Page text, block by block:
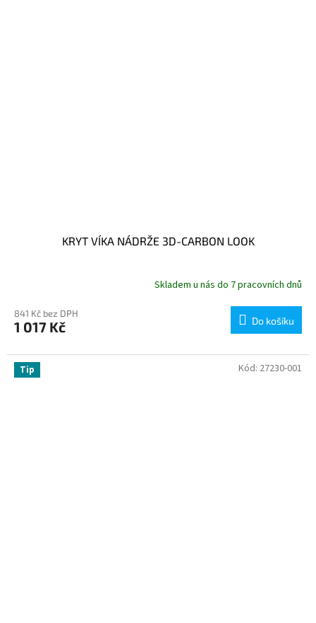
KRYT VÍKA NÁDRŽE 3D-CARBON LOOK
Skladem u nás do 7 pracovních dnů
841 Kč bez DPH
1 017 Kč Do košíku
Tip Kód: 27230-001